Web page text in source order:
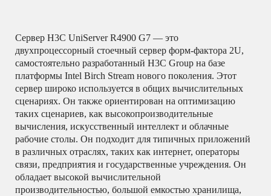
Сервер H3C UniServer R4900 G7 — это
двухпроцессорный стоечный сервер форм-фактора 2U,
самостоятельно разработанный H3C Group на базе
платформы Intel Birch Stream нового поколения. Этот
сервер широко используется в общих вычислительных
сценариях. Он также ориентирован на оптимизацию
таких сценариев, как высокопроизводительные
вычисления, искусственный интеллект и облачные
рабочие столы. Он подходит для типичных приложений
в различных отраслях, таких как интернет, операторы
связи, предприятия и государственные учреждения. Он
обладает высокой вычислительной
производительностью, большой емкостью хранилища,